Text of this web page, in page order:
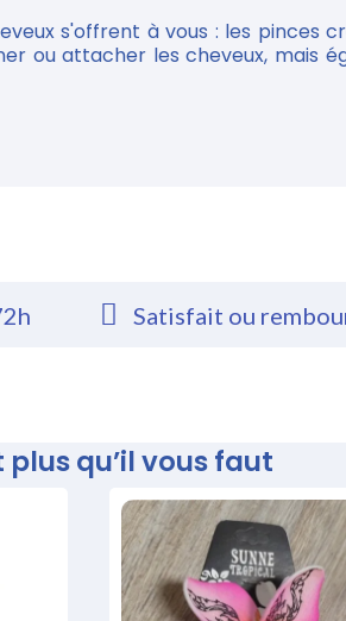
s'offrent à vous : les pinces
ou attacher les cheveux, mais
Satisfait ou
plus qu’il vous faut